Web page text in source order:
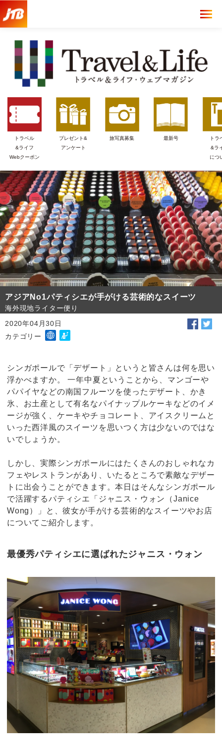
トラベル
&ライフ
Webクーポン
プレゼント&
アンケート
旅写真募集 最新号
トラ
&ラ
につ
アジアNo1パティシエが手がける芸術的なスイーツ
海外現地ライター便り
2020年04月30日
カテゴリー
シンガポールで「デザート」というと皆さんは何を思い
浮かべますか。 一年中夏ということから、マンゴーや
パパイヤなどの南国フルーツを使ったデザート、かき
氷、お土産として有名なパイナップルケーキなどのイメ
ージが強く、ケーキやチョコレート、アイスクリームと
いった西洋風のスイーツを思いつく方は少ないのではな
いでしょうか。
しかし、実際シンガポールにはたくさんのおしゃれなカ
フェやレストランがあり、いたるところで素敵なデザー
トに出会うことができます。本日はそんなシンガポール
で活躍するパティシエ「ジャニス・ウォン（Janice
Wong）」と、彼女が手がける芸術的なスイーツやお店
についてご紹介します。
最優秀パティシエに選ばれたジャニス・ウォン